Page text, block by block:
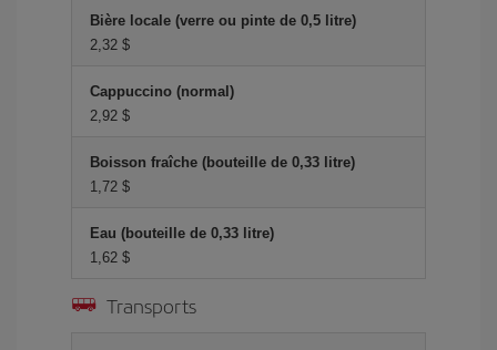
Bière locale (verre ou pinte de 0,5 litre)
2,32 $
Cappuccino (normal)
2,92 $
Boisson fraîche (bouteille de 0,33 litre)
1,72 $
Eau (bouteille de 0,33 litre)
1,62 $
Transports